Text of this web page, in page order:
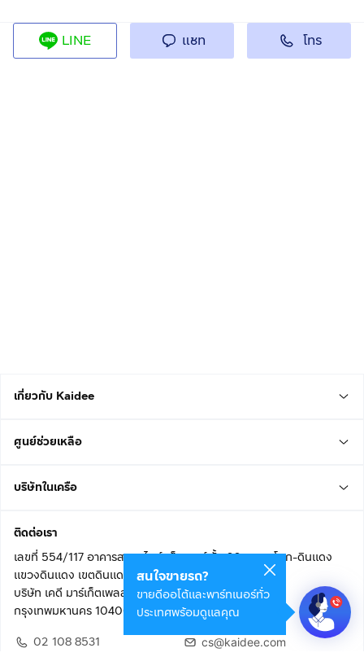
LINE แชท โทร
เกี่ยวกับ Kaidee
ศูนย์ช่วยเหลือ
บริษัทในเครือ
ติดต่อเรา
เลขที่ 554/117 อาคารสกายไนน์ เซ็นเตอร์ ชั้น 22 ถนนอโศก-ดินแดง
แขวงดินแดง เขตดินแดง
บริษัท เคดี มาร์เก็ตเพลส จำกัด (สำนักงานใหญ่)
กรุงเทพมหานคร 10400
02 108 8531
cs@kaidee.com
สนใจขายรถ?
ขายดีออโต้และพาร์ทเนอร์ทั่ว
ประเทศพร้อมดูแลคุณ